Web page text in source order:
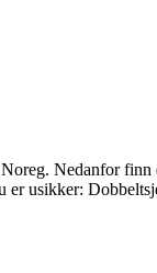
Nedanfor
er usikker: